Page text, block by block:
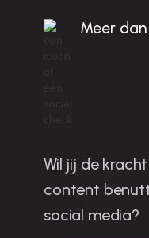
Meer
Wil jij de
content
social media?